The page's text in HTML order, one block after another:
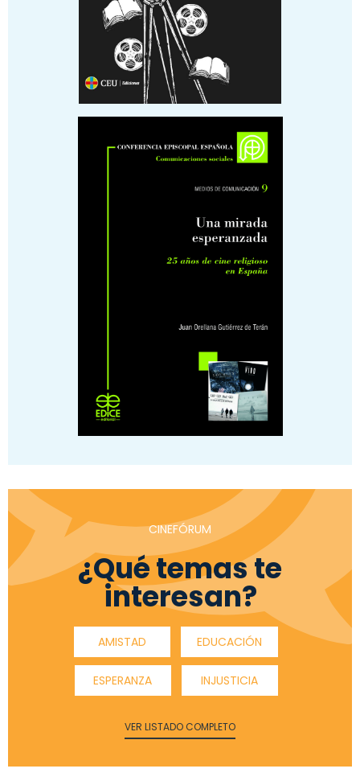
CINEFÓRUM
¿Qué temas te
interesan?
AMISTAD EDUCACIÓN
ESPERANZA INJUSTICIA
VER LISTADO COMPLETO